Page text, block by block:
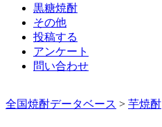
黒糖焼酎
その他
投稿する
アンケート
問い合わせ
全国焼酎データベース > 芋焼酎